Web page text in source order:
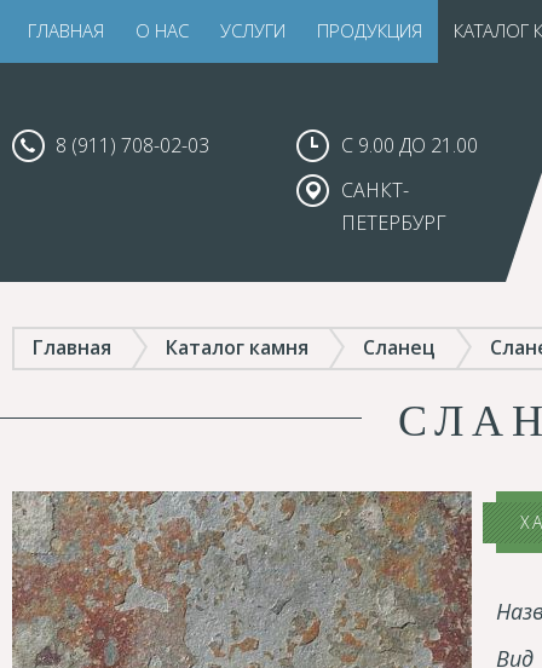
ГЛАВНАЯ О НАС УСЛУГИ ПРОДУКЦИЯ КАТАЛОГ
8 (911) 708-02-03
С 9.00 ДО 21.00
САНКТ-
ПЕТЕРБУРГ
Главная Каталог камня Сланец
Вид